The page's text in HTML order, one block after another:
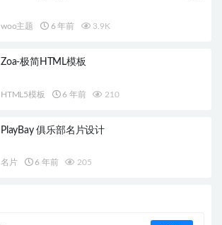
woo主题 6 年前 3.9K
Zoa-极简HTML模板
HTML5模板 6 年前 210
PlayBay 俱乐部名片设计
名片 6 年前 205